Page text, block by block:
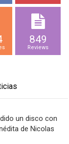
849
Reviews
un disco con
de Nicolas